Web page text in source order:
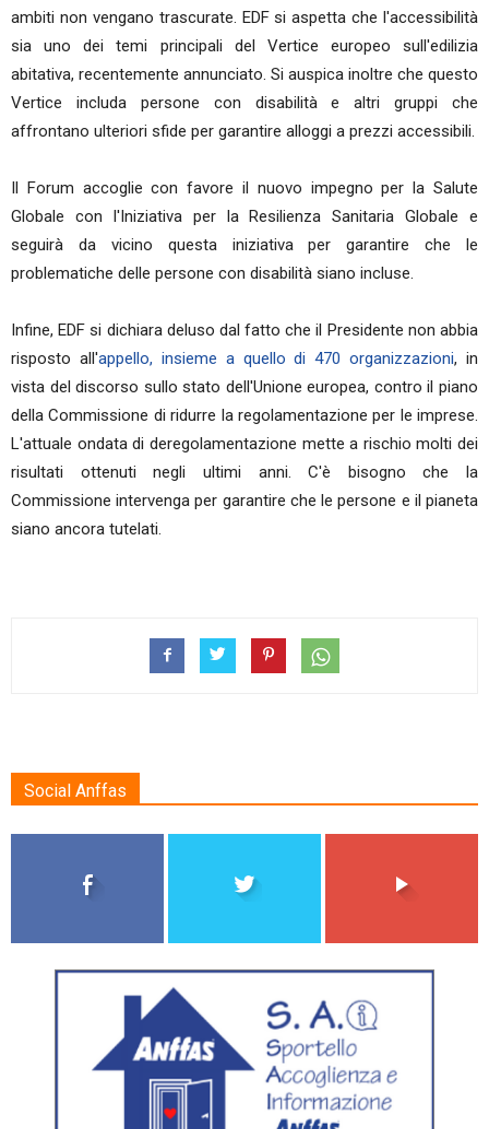
ambiti non vengano trascurate. EDF si aspetta che l'accessibilità
sia uno dei temi principali del Vertice europeo sull'edilizia
abitativa, recentemente annunciato. Si auspica inoltre che questo
Vertice includa persone con disabilità e altri gruppi che
affrontano ulteriori sfide per garantire alloggi a prezzi accessibili.
Il Forum accoglie con favore il nuovo impegno per la Salute
Globale con l'Iniziativa per la Resilienza Sanitaria Globale e
seguirà da vicino questa iniziativa per garantire che le
problematiche delle persone con disabilità siano incluse.
Infine, EDF si dichiara deluso dal fatto che il Presidente non abbia
risposto all'appello, insieme a quello di 470 organizzazioni, in
vista del discorso sullo stato dell'Unione europea, contro il piano
della Commissione di ridurre la regolamentazione per le imprese.
L'attuale ondata di deregolamentazione mette a rischio molti dei
risultati ottenuti negli ultimi anni. C'è bisogno che la
Commissione intervenga per garantire che le persone e il pianeta
siano ancora tutelati.
Social Anffas